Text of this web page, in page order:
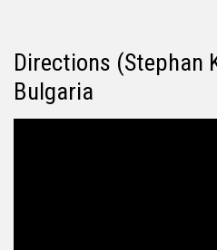
Directions (Stephan
Bulgaria